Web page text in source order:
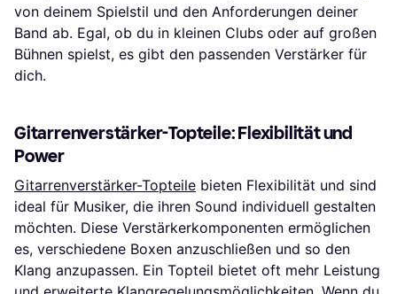
von deinem Spielstil und den Anforderungen deiner
Band ab. Egal, ob du in kleinen Clubs oder auf großen
Bühnen spielst, es gibt den passenden Verstärker für
dich.
Gitarrenverstärker-Topteile: Flexibilität und
Power
Gitarrenverstärker-Topteile bieten Flexibilität und sind
ideal für Musiker, die ihren Sound individuell gestalten
möchten. Diese Verstärkerkomponenten ermöglichen
es, verschiedene Boxen anzuschließen und so den
Klang anzupassen. Ein Topteil bietet oft mehr Leistung